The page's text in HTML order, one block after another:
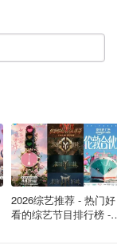
2026综艺推荐 - 热门好
看的综艺节目排行榜 -